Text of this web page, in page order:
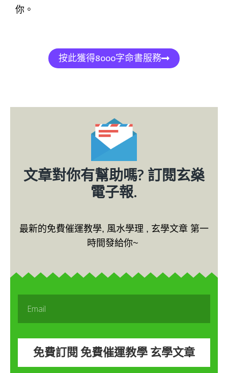
你。
按此獲得8000字命書服務
文章對你有幫助嗎? 訂閱玄燊
電子報.
最新的免費催運教學, 風水學理 , 玄學文章 第一
時間發給你~
免費訂閱 免費催運教學 玄學文章